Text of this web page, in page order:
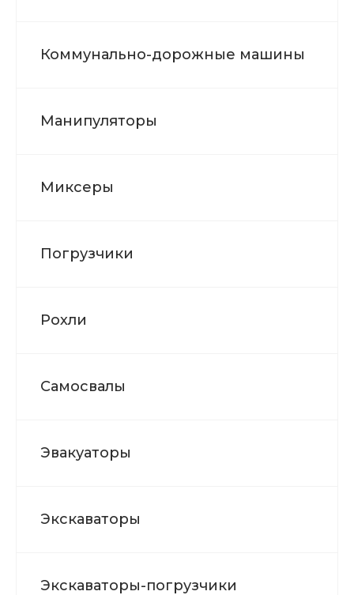
Коммунально-дорожные машины
Манипуляторы
Миксеры
Погрузчики
Рохли
Самосвалы
Эвакуаторы
Экскаваторы
Экскаваторы-погрузчики